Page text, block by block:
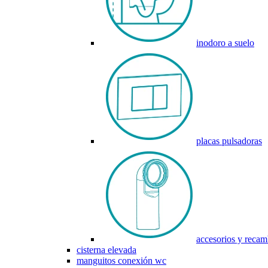
inodoro a suelo
placas pulsadoras
accesorios y
cisterna elevada
manguitos conexión wc